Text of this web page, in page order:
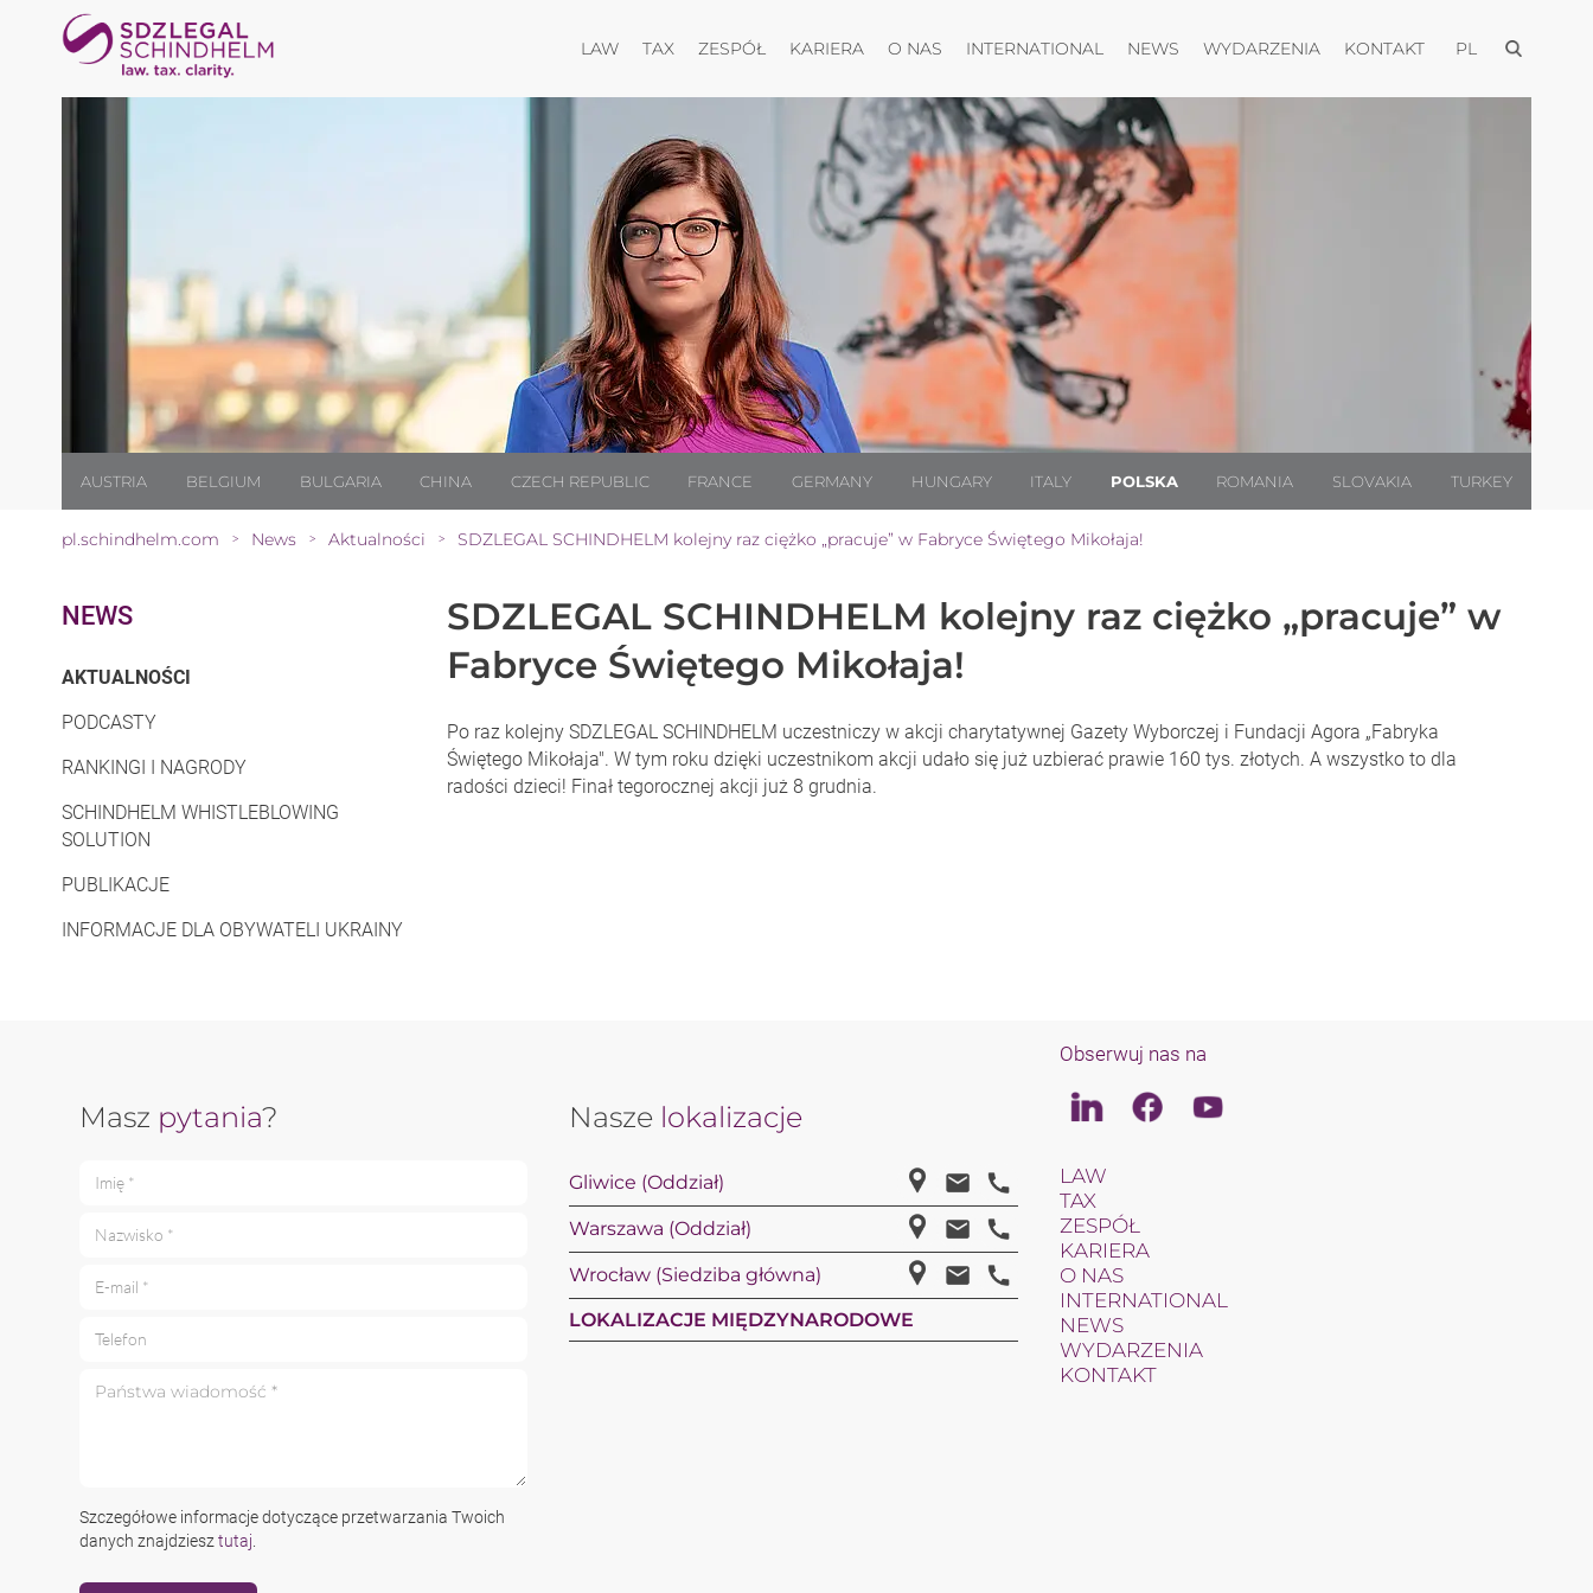
LAWOtwórz menu
TAXOtwórz menu
ZESPÓŁ KARIERAOtwórz menu
O NAS Otwórz menu
INTERNATIONAL Otwórz menu
NEWS Otwórz menu
WYDARZENIAOtwórz menu
KONTAKTOtwórz menu
PL Otwórz
AUSTRIA BELGIUM BULGARIA CHINA CZECH REPUBLIC FRANCE GERMANY HUNGARY ITALY POLSKA ROMANIA SLOVAKIA TURKEY
pl.schindhelm.com > News > Aktualności > SDZLEGAL SCHINDHELM kolejny raz ciężko „pracuje” w Fabryce Świętego Mikołaja!
NEWS
AKTUALNOŚCI
PODCASTY
RANKINGI I NAGRODY
SCHINDHELM WHISTLEBLOWING
SOLUTION
PUBLIKACJE
INFORMACJE DLA OBYWATELI UKRAINY
SDZLEGAL SCHINDHELM kolejny raz ciężko „pracuje” w
Fabryce Świętego Mikołaja!
Po raz kolejny SDZLEGAL SCHINDHELM uczestniczy w akcji charytatywnej Gazety Wyborczej i Fundacji Agora „Fabryka
Świętego Mikołaja". W tym roku dzięki uczestnikom akcji udało się już uzbierać prawie 160 tys. złotych. A wszystko to dla
radości dzieci! Finał tegorocznej akcji już 8 grudnia.
Masz pytania?
Imię *
Nazwisko *
E-mail *
Telefon
Szczegółowe informacje dotyczące przetwarzania Twoich
danych znajdziesz tutaj
Nasze lokalizacje
Gliwice (Oddział)
Warszawa (Oddział)
Wrocław (Siedziba główna)
LOKALIZACJE MIĘDZYNARODOWE
Obserwuj nas na
LinkedinFacebookYoutube
LAW
TAX
ZESPÓŁ
KARIERA
O NAS
INTERNATIONAL
NEWS
WYDARZENIA
KONTAKT